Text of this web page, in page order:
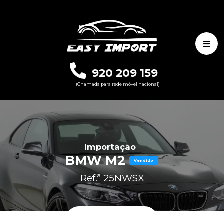
920 209 159
(Chamada para rede móvel nacional)
Importação
BMW M2 Vendido
Ref.ª 25NWSX